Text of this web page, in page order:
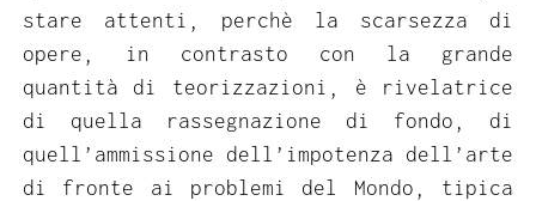
stare attenti, perchè la scarsezza di
opere, in contrasto con la grande
quantità di teorizzazioni, è rivelatrice
di quella rassegnazione di fondo, di
quell’ammissione dell’impotenza dell’arte
di fronte ai problemi del Mondo, tipica